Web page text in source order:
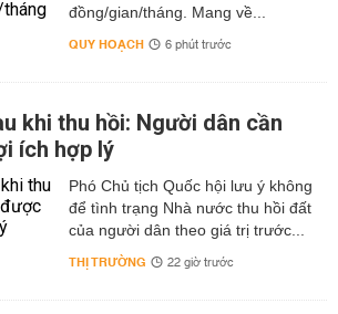
đồng/gian/tháng. Mang về...
QUY HOẠCH 6 phút trước
khi thu hồi: Người dân cần
ích hợp lý
Phó Chủ tịch Quốc hội lưu ý không
để tình trạng Nhà nước thu hồi đất
của người dân theo giá trị trước...
THỊ TRƯỜNG 22 giờ trước